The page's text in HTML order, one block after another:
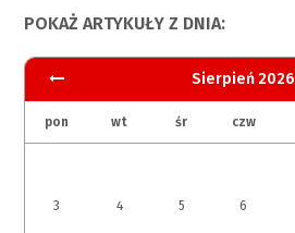
POKAŻ ARTYKUŁY Z DNIA:
Sierpień 2026
pon wt śr czw
3 4 5 6